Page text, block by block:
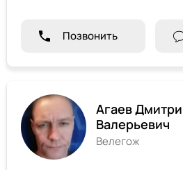
Позвонить
Агаев
Валерьевич
Велегож